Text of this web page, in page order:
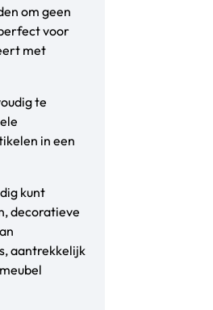
om geen
voor
met
te
in een
kunt
decoratieve
aantrekkelijk